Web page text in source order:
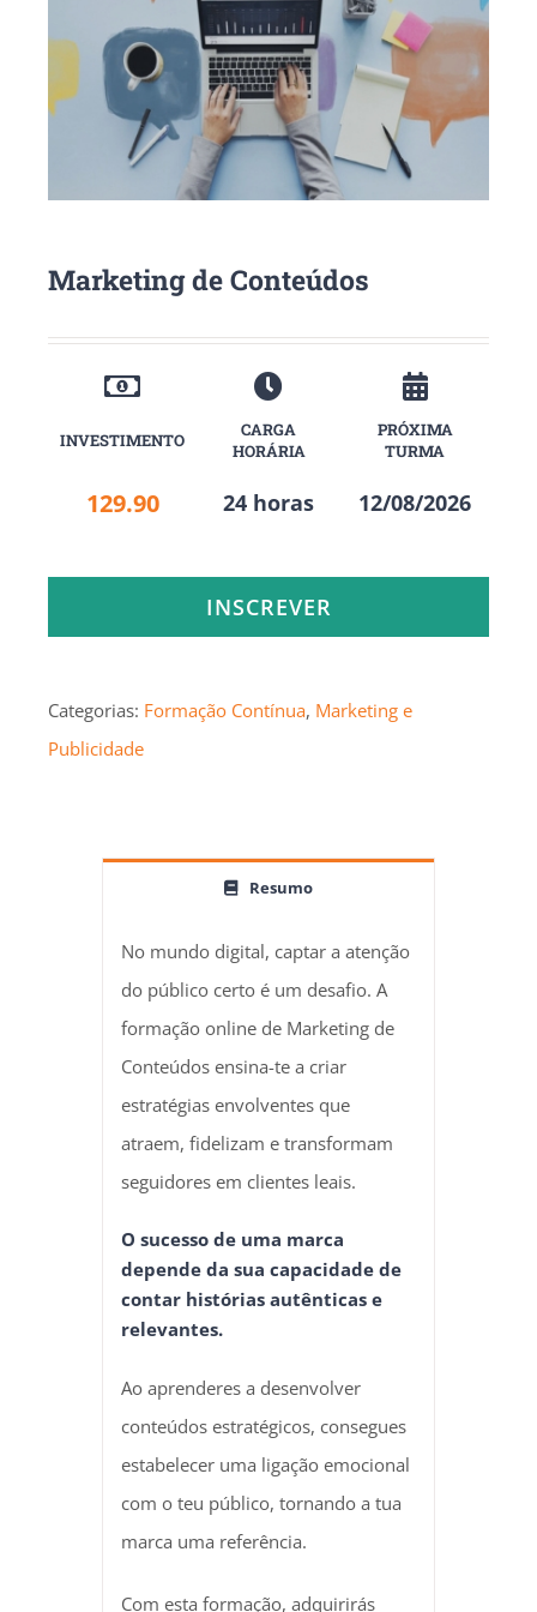
Marketing de Conteúdos
INVESTIMENTO
CARGA
HORÁRIA
PRÓXIMA
TURMA
129.90 24 horas 12/08/2026
INSCREVER
Categorias: Formação Contínua, Marketing e
Publicidade
Resumo
No mundo digital, captar a atenção
do público certo é um desafio. A
formação online de Marketing de
Conteúdos ensina-te a criar
estratégias envolventes que
atraem, fidelizam e transformam
seguidores em clientes leais.
O sucesso de uma marca
depende da sua capacidade de
contar histórias autênticas e
relevantes.
Ao aprenderes a desenvolver
conteúdos estratégicos, consegues
estabelecer uma ligação emocional
com o teu público, tornando a tua
marca uma referência.
Com esta formação, adquirirás